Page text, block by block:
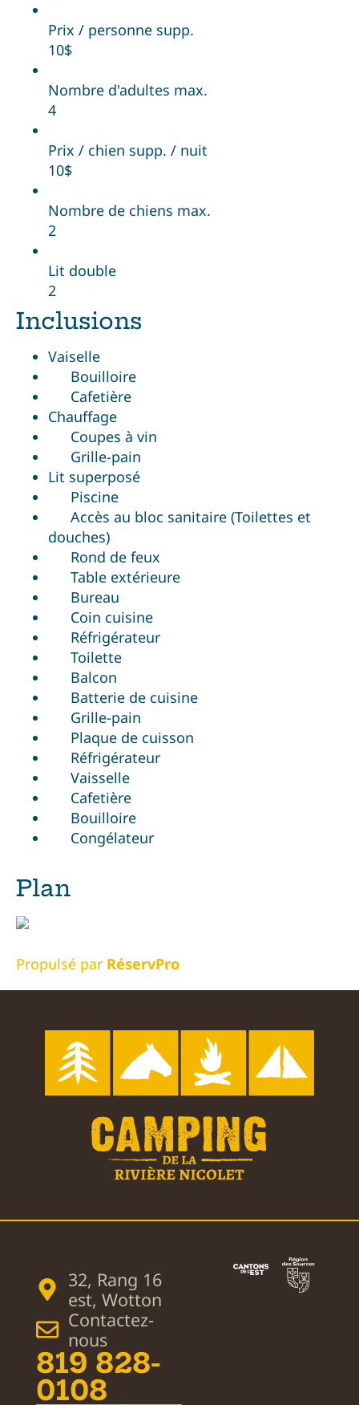
Prix / personne supp.
10$
Nombre d'adultes max.
4
Prix / chien supp. / nuit
10$
Nombre de chiens max.
2
Lit double
2
Inclusions
Vaiselle
Bouilloire
Cafetière
Chauffage
Coupes à vin
Grille-pain
Lit superposé
Piscine
Accès au bloc sanitaire (Toilettes et
douches)
Rond de feux
Table extérieure
Bureau
Coin cuisine
Réfrigérateur
Toilette
Balcon
Batterie de cuisine
Grille-pain
Plaque de cuisson
Réfrigérateur
Vaisselle
Cafetière
Bouilloire
Congélateur
Plan
Propulsé par RéservPro
32, Rang 16
est, Wotton
Contactez-
nous
819 828-
0108